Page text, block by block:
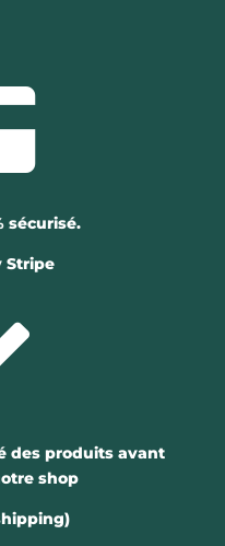
sécurisé.
Stripe
des produits avant
shop